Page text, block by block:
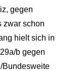
gegen
zwar schon
hielt sich in
b gegen
Bundesweite